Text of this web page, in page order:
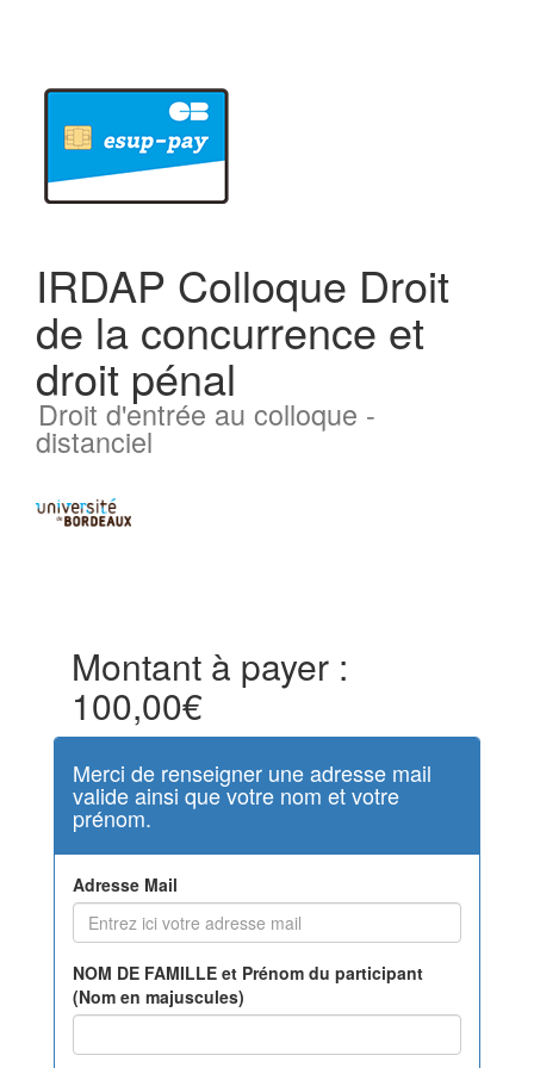
IRDAP Colloque Droit
de la concurrence et
droit pénal
Droit d'entrée au colloque -
distanciel
Montant à payer :
100,00€
Merci de renseigner une adresse mail
valide ainsi que votre nom et votre
prénom.
Adresse Mail
NOM DE FAMILLE et Prénom du participant
(Nom en majuscules)